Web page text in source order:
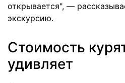
открывается", —
экскурсию.
Стоимость
удивляет